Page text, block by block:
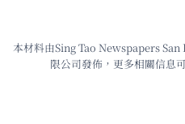
本材料由Sing Tao Newspapers
限公司發佈，更多相關信息